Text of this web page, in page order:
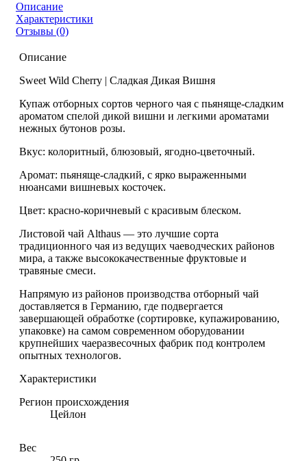
Описание
Характеристики
Отзывы (0)
Описание
Sweet Wild Cherry | Сладкая Дикая Вишня
Купаж отборных сортов черного чая с пьяняще-сладким
ароматом спелой дикой вишни и легкими ароматами
нежных бутонов розы.
Вкус: колоритный, блюзовый, ягодно-цветочный.
Аромат: пьяняще-сладкий, с ярко выраженными
нюансами вишневых косточек.
Цвет: красно-коричневый с красивым блеском.
Листовой чай Althaus — это лучшие сорта
традиционного чая из ведущих чаеводческих районов
мира, а также высококачественные фруктовые и
травяные смеси.
Напрямую из районов производства отборный чай
доставляется в Германию, где подвергается
завершающей обработке (сортировке, купажированию,
упаковке) на самом современном оборудовании
крупнейших чаеразвесочных фабрик под контролем
опытных технологов.
Характеристики
Регион происхождения
Цейлон
Вес